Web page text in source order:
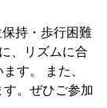
持・歩行困難
、リズムに合
す。 また、
。ぜひご参加